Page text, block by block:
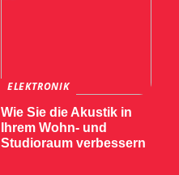
ELEKTRONIK
Wie Sie die Akustik in
Ihrem Wohn- und
Studioraum verbessern